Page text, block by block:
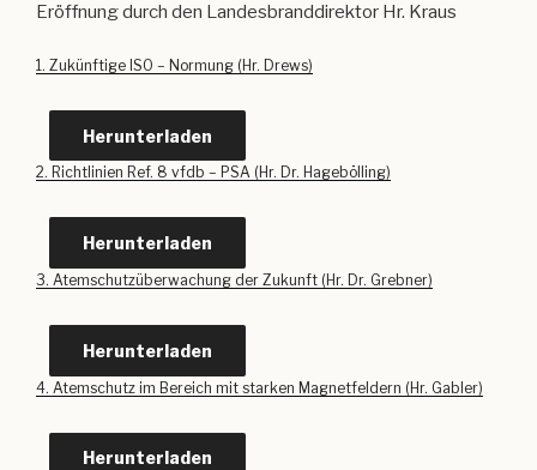
Eröffnung durch den Landesbranddirektor Hr. Kraus
1. Zukünftige ISO – Normung (Hr. Drews)
Herunterladen
2. Richtlinien Ref. 8 vfdb – PSA (Hr. Dr. Hagebölling)
Herunterladen
3. Atemschutzüberwachung der Zukunft (Hr. Dr. Grebner)
Herunterladen
4. Atemschutz im Bereich mit starken Magnetfeldern (Hr. Gabler)
Herunterladen